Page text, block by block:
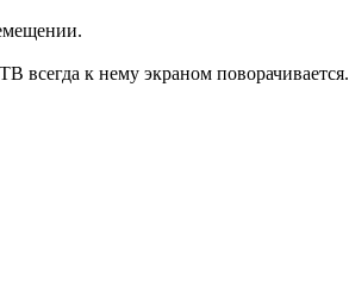
всегда к нему экраном поворачивается.